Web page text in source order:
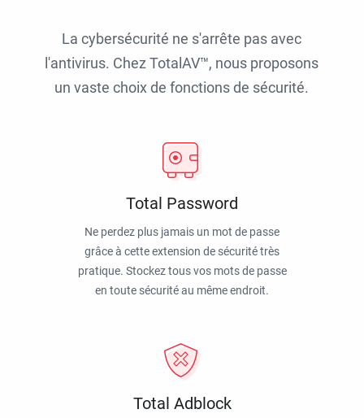
La cybersécurité ne s'arrête pas avec
l'antivirus. Chez TotalAV™, nous proposons
un vaste choix de fonctions de sécurité.
Total Password
Ne perdez plus jamais un mot de passe
grâce à cette extension de sécurité très
pratique. Stockez tous vos mots de passe
en toute sécurité au même endroit.
Total Adblock